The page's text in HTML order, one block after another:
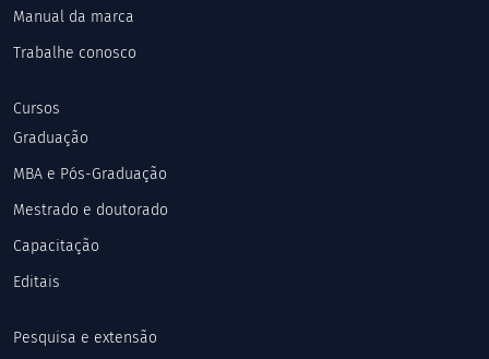
Manual da marca
Trabalhe conosco
Cursos
Graduação
MBA e Pós-Graduação
Mestrado e doutorado
Capacitação
Editais
Pesquisa e extensão